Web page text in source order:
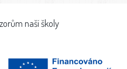
naší školy